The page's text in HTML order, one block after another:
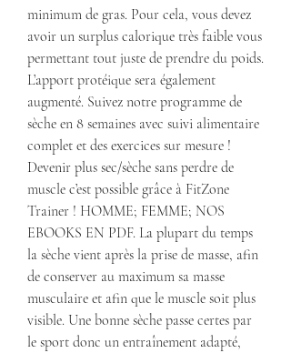
minimum de gras. Pour cela, vous devez
avoir un surplus calorique très faible vous
permettant tout juste de prendre du poids.
L’apport protéique sera également
augmenté. Suivez notre programme de
sèche en 8 semaines avec suivi alimentaire
complet et des exercices sur mesure !
Devenir plus sec/sèche sans perdre de
muscle c’est possible grâce à FitZone
Trainer ! HOMME; FEMME; NOS
EBOOKS EN PDF. La plupart du temps
la sèche vient après la prise de masse, afin
de conserver au maximum sa masse
musculaire et afin que le muscle soit plus
visible. Une bonne sèche passe certes par
le sport donc un entraînement adapté,